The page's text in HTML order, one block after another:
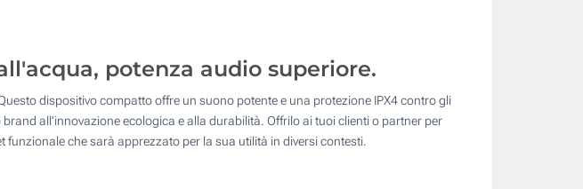
:
potenza audio superiore.
dispositivo compatto offre un suono potente e una protezione IPX4 contro gli
all'innovazione ecologica e alla durabilità. Offrilo ai tuoi clienti o partner per
che sarà apprezzato per la sua utilità in diversi contesti.